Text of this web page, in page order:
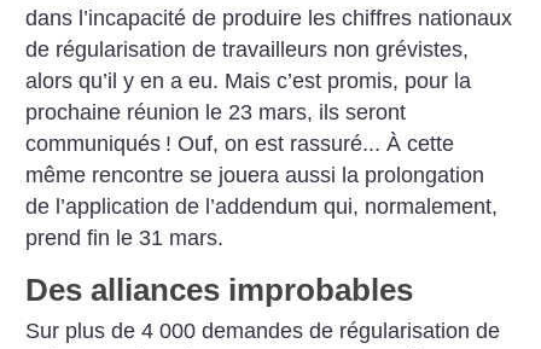
dans l’incapacité de produire les chiffres nationaux
de régularisation de travailleurs non grévistes,
alors qu’il y en a eu. Mais c’est promis, pour la
prochaine réunion le 23 mars, ils seront
communiqués ! Ouf, on est rassuré... À cette
même rencontre se jouera aussi la prolongation
de l’application de l’addendum qui, normalement,
prend fin le 31 mars.
Des alliances improbables
Sur plus de 4 000 demandes de régularisation de